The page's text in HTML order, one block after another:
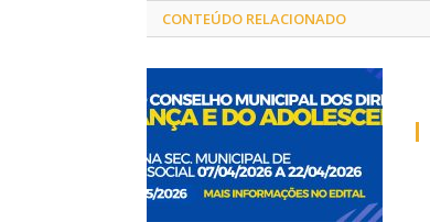
CONTEÚDO RELACIONADO